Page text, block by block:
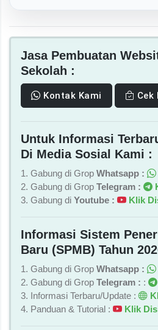
Jasa Pembuatan
Sekolah :
Kontak Kami Cek
Untuk Informasi
Di Media Sosial Kami :
1. Gabung di Grop Whatsapp :
2. Gabung di Grop Telegram :
3. Gabung di Youtube : Klik
Informasi Sistem
Baru (SPMB) Tahun
1. Gabung di Grop Whatsapp :
2. Gabung di Grop Telegram : :
3. Informasi Terbaru/Update :
4. Panduan & Tutorial :
Klik